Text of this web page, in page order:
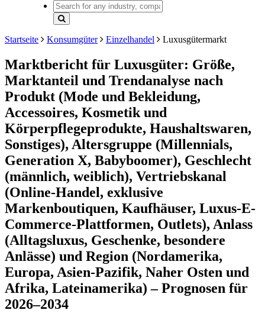
Startseite Konsumgüter Einzelhandel Luxusgütermarkt
Marktbericht für Luxusgüter: Größe,
Marktanteil und Trendanalyse nach
Produkt (Mode und Bekleidung,
Accessoires, Kosmetik und
Körperpflegeprodukte, Haushaltswaren,
Sonstiges), Altersgruppe (Millennials,
Generation X, Babyboomer), Geschlecht
(männlich, weiblich), Vertriebskanal
(Online-Handel, exklusive
Markenboutiquen, Kaufhäuser, Luxus-E-
Commerce-Plattformen, Outlets), Anlass
(Alltagsluxus, Geschenke, besondere
Anlässe) und Region (Nordamerika,
Europa, Asien-Pazifik, Naher Osten und
Afrika, Lateinamerika) – Prognosen für
2026–2034